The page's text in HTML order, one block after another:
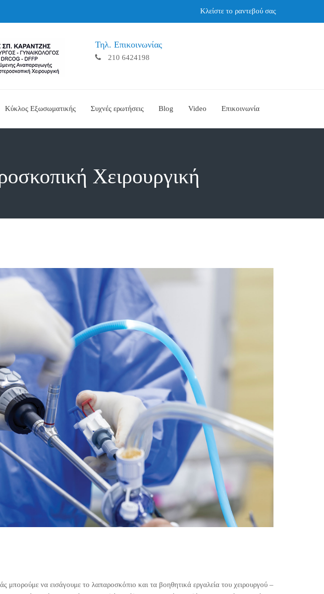
Κλείστε το ραντεβού σας
Τηλ. Επικοινωνίας
210 6424198
Κύκλος Εξωσωματικής Συχνές ερωτήσεις Blog Video Επικοινωνία
Χειρουργική
να εισάγουμε το λαπαροσκόπιο και τα βοηθητικά εργαλεία του χειρουργού –